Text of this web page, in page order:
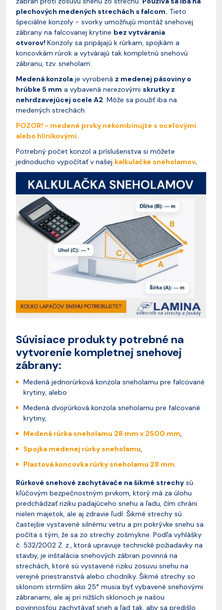
plechových medených strechách s falcom. Tieto
špeciálne konzoly - svorky umožňujú montáž snehovej
zábrany na falcovanej krytine bez vytvárania
otvorov! Konzoly sa pripájajú k rúrkam, spojkám a
koncovkám rúrok a vytvárajú tak kompletnú snehovú
zábranu, tzv. sneholam.
Medená konzola je vyrobená z medenej pásoviny o
hrúbke 5 mm a vybavená nerezovými skrutky z
nehrdzavejúcej ocele A2. Môže sa použiť iba na
medených strechách.
POZOR! - medené prvky nekombinujte s oceľovými
alebo hliníkovými.
Potrebný počet konzol a príslušenstva si môžete
jednoducho vypočítať v našej kalkulačke sneholamov.
Súvisiace produkty potrebné na
vytvorenie kompletnej snehovej
zábrany:
Medená jednorúrková konzola sneholamu pre falcované
krytiny, alebo
Medená dvojrúrková konzola sneholamu pre falcované
krytiny,
Medená rúrka sneholamu 28 mm x 2500 mm,
Spojka medenej rúrky sneholamu,
Plastová koncovka rúrky sneholamu 28 mm.
Rúrkové snehové zachytávače na šikmé strechy sú
kľúčovým bezpečnostným prvkom, ktorý má za úlohu
predchádzať riziku padajúceho snehu a ľadu, čím chráni
nielen majetok, ale aj zdravie ľudí. Šikmé strechy sú
častejšie vystavené silnému vetru a pri pokrývke snehu sa
počíta s tým, že sa zo strechy zošmykne. Podľa vyhlášky
č. 532/2002 Z. z., ktorá upravuje technické požiadavky na
stavby, je inštalácia snehových zábran povinná na
strechách, ktoré sú vystavené riziku zosuvu snehu na
verejné priestranstvá alebo chodníky. Šikmé strechy so
sklonom strmším ako 25° musia byť vybavené snehovými
zábranami, ale aj pri nižších sklonoch je našou
povinnosťou zachytávať sneh a ľad tak, aby sa predišlo